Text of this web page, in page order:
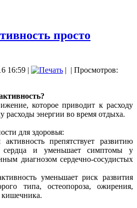
просто
16:59 | | | Просмотров:
которое приводит к расходу
энергии во время отдыха.
для здоровья:
препятствует развитию
сердца и уменьшает симптомы у
диагнозом сердечно-сосудистых
уменьшает риск развития
типа, остеопороза, ожирения,
кишечника.